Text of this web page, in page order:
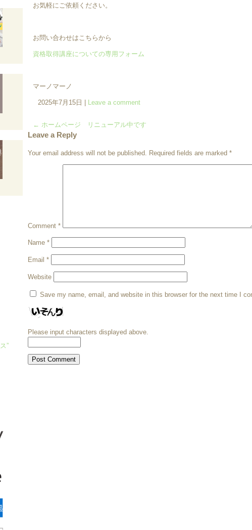
お気軽にご依頼ください。
お問い合わせはこちらから
資格取得講座についての専用フォーム
マーノマーノ
2025年7月15日 | Leave a comment
← ホームページ リニューアル中です
Leave a Reply
Your email address will not be published. Required fields are marked *
Comment *
Name *
Email *
Website
Save my name, email, and website in this browser for the next time I
Please input characters displayed above.